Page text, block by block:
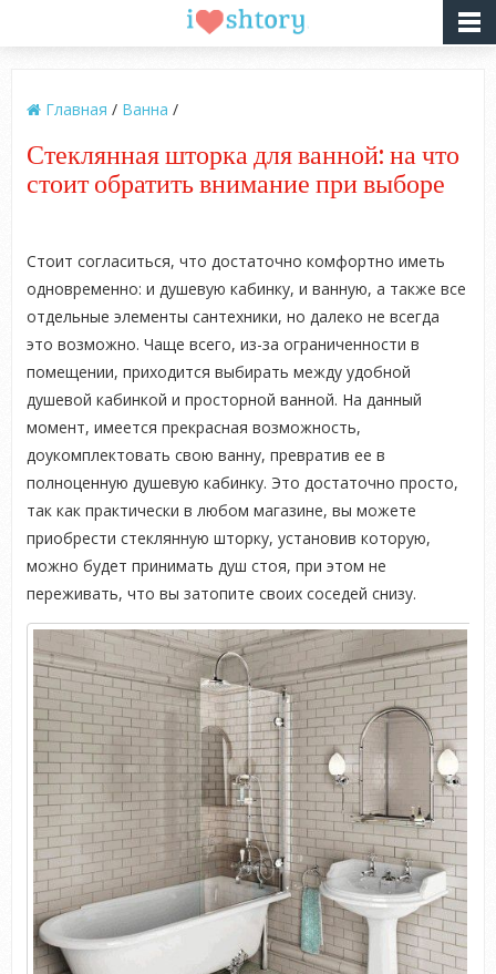
Главная / Ванна /
Стеклянная шторка для ванной: на что
стоит обратить внимание при выборе
Стоит согласиться, что достаточно комфортно иметь
одновременно: и душевую кабинку, и ванную, а также все
отдельные элементы сантехники, но далеко не всегда
это возможно. Чаще всего, из-за ограниченности в
помещении, приходится выбирать между удобной
душевой кабинкой и просторной ванной. На данный
момент, имеется прекрасная возможность,
доукомплектовать свою ванну, превратив ее в
полноценную душевую кабинку. Это достаточно просто,
так как практически в любом магазине, вы можете
приобрести стеклянную шторку, установив которую,
можно будет принимать душ стоя, при этом не
переживать, что вы затопите своих соседей снизу.